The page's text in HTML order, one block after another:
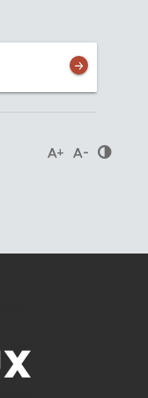
Agrandir le
Réduire